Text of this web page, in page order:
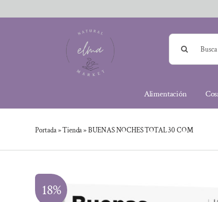
al
Buscar:
Alimentación
Portada»Tienda»BUENAS NOCHES TOTAL 30 COM
18%